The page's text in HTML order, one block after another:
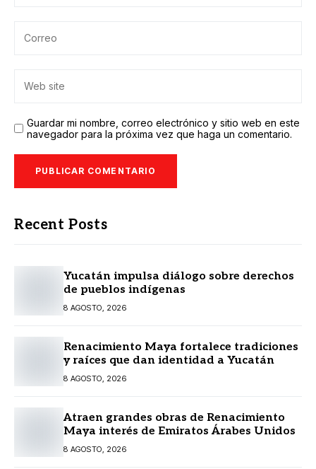
Guardar mi nombre, correo electrónico y sitio web en este
navegador para la próxima vez que haga un comentario.
Recent Posts
Yucatán impulsa diálogo sobre derechos
de pueblos indígenas
8 AGOSTO, 2026
Renacimiento Maya fortalece tradiciones
y raíces que dan identidad a Yucatán
8 AGOSTO, 2026
Atraen grandes obras de Renacimiento
Maya interés de Emiratos Árabes Unidos
8 AGOSTO, 2026